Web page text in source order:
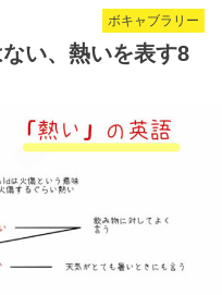
ボキャブラリー
い、熱いを表す8